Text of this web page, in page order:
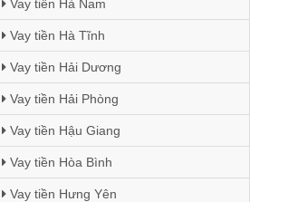
Vay tiền Hà Nam
Vay tiền Hà Tĩnh
Vay tiền Hải Dương
Vay tiền Hải Phòng
Vay tiền Hậu Giang
Vay tiền Hòa Bình
Vay tiền Hưng Yên